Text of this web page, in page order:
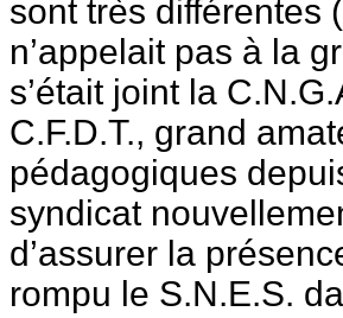
sont très différentes
n’appelait pas à la
s’était joint la
C.F.D.T., grand
pédagogiques
syndicat
d’assurer la
rompu le S.N.E.S.